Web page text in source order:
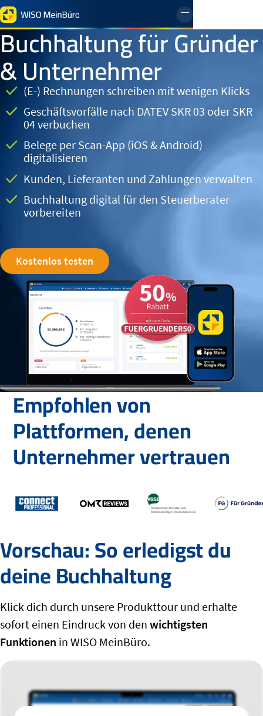
Buchhaltung für Gründer
& Unternehmer
(E-) Rechnungen schreiben mit wenigen Klicks
Geschäftsvorfälle nach DATEV SKR 03 oder SKR
04 verbuchen
Belege per Scan-App (iOS & Android)
digitalisieren
Kunden, Lieferanten und Zahlungen verwalten
Buchhaltung digital für den Steuerberater
vorbereiten
Kostenlos testen
Empfohlen von
Plattformen, denen
Unternehmer vertrauen
Vorschau: So erledigst du
deine Buchhaltung
Klick dich durch unsere Produkttour und erhalte
sofort einen Eindruck von den wichtigsten
Funktionen in WISO MeinBüro.